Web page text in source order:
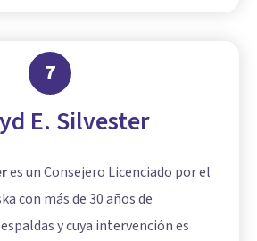
7
E. Silvester
es un Consejero Licenciado por el
con más de 30 años de
y cuya intervención es